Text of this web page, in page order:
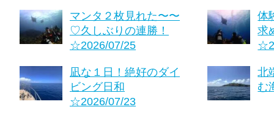
マンタ２枚見れた〜〜
♡久しぶりの連勝！
☆2026/07/25
体
求
凪な１日！絶好のダイ
ビング日和
☆2026/07/23
北
む